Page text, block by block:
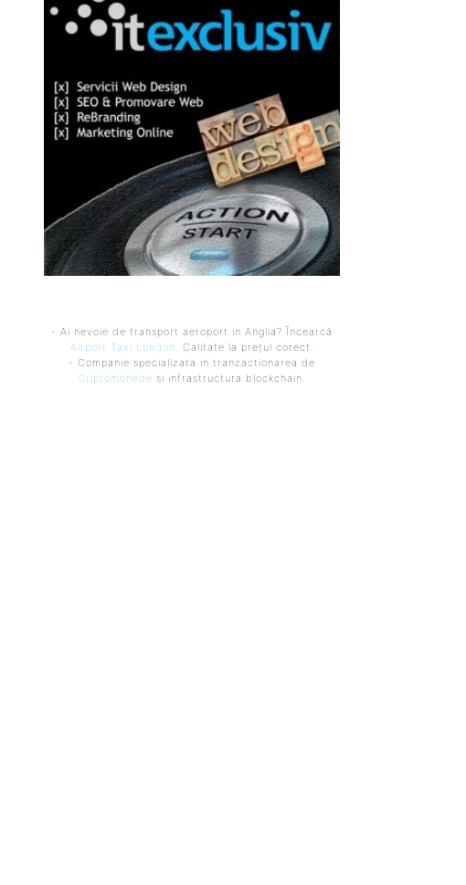
- Ai nevoie de transport aeroport in Anglia? Încearcă
Airport Taxi London. Calitate la prețul corect.
- Companie specializata in tranzactionarea de
Criptomonede si infrastructura blockchain.